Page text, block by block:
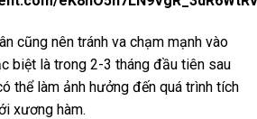
cũng nên tránh va chạm mạnh vào
biệt là trong 2-3 tháng đầu tiên sau
thể làm ảnh hưởng đến quá trình tích
xương hàm.